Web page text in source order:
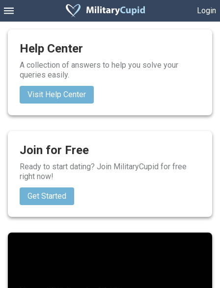
Login
Help Center
A collection of answers to help you solve your
queries easily.
Visit Help Center
Join for Free
Ready to start dating? Join MilitaryCupid for free
right now!
Get Started